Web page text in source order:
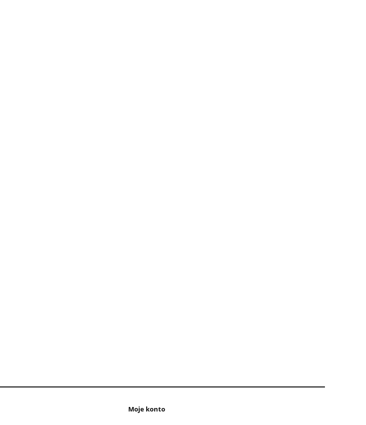
Moje konto